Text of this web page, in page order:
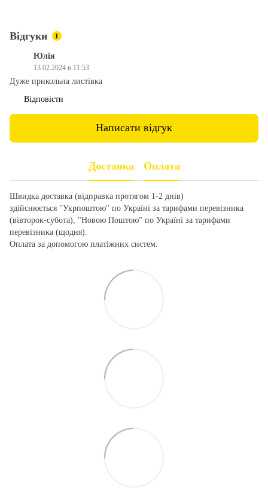
Відгуки 1
Юлія
13.02.2024 в 11:53
Дуже прикольна листівка
Відповісти
Написати відгук
Доставка Оплата
Швидка доставка (відправка протягом 1-2 днів)
здійснюється "Укрпоштою" по Україні за тарифами перевізника
(вівторок-субота), "Новою Поштою" по Україні за тарифами
перевізника (щодня).
Оплата за допомогою платіжних систем.